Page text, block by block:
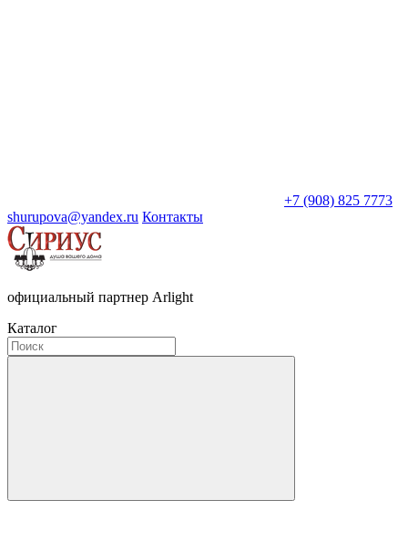
+7 (908) 825 7773
shurupova@yandex.ru Контакты
официальный партнер Arlight
Каталог